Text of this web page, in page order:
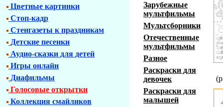
Цветные картинки
Стоп-кадр
Стенгазеты к праздникам
Детские песенки
Аудио-сказки для детей
Игры онлайн
Диафильмы
Голосовые открытки
Коллекция смайликов
Зарубежные
мультфильмы
Мультсборники
Отечественные
мультфильмы
Разное
Раскраски для
девочек
Раскраски для
малышей